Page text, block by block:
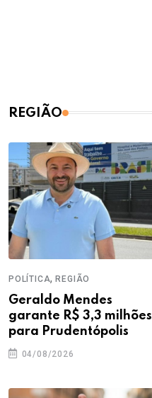
REGIÃO
POLÍTICA,REGIÃO
Geraldo Mendes
garante R$ 3,3 milhões
para Prudentópolis
04/08/2026